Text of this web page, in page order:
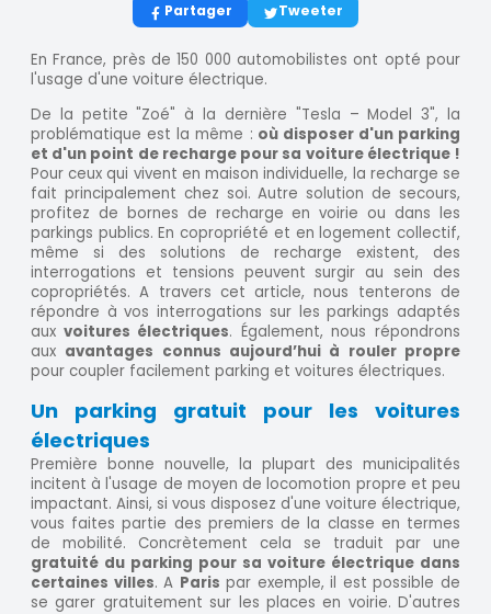
Partager Tweeter
En France, près de 150 000 automobilistes ont opté pour
l'usage d'une voiture électrique.
De la petite "Zoé" à la dernière "Tesla – Model 3", la
problématique est la même : où disposer d'un parking
et d'un point de recharge pour sa voiture électrique !
Pour ceux qui vivent en maison individuelle, la recharge se
fait principalement chez soi. Autre solution de secours,
profitez de bornes de recharge en voirie ou dans les
parkings publics. En copropriété et en logement collectif,
même si des solutions de recharge existent, des
interrogations et tensions peuvent surgir au sein des
copropriétés. A travers cet article, nous tenterons de
répondre à vos interrogations sur les parkings adaptés
aux voitures électriques. Également, nous répondrons
aux avantages connus aujourd’hui à rouler propre
pour coupler facilement parking et voitures électriques.
Un parking gratuit pour les voitures
électriques
Première bonne nouvelle, la plupart des municipalités
incitent à l'usage de moyen de locomotion propre et peu
impactant. Ainsi, si vous disposez d'une voiture électrique,
vous faites partie des premiers de la classe en termes
de mobilité. Concrètement cela se traduit par une
gratuité du parking pour sa voiture électrique dans
certaines villes. A Paris par exemple, il est possible de
se garer gratuitement sur les places en voirie. D'autres